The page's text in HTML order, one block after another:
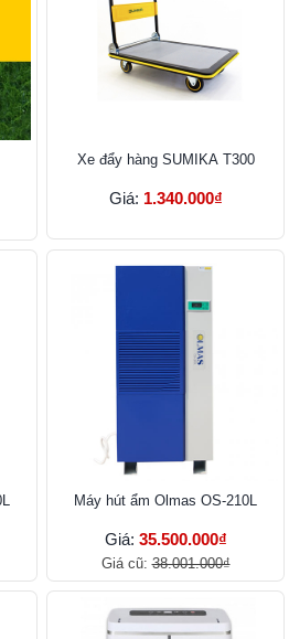
Xe đẩy hàng SUMIKA T300
Giá: 1.340.000₫
Máy hút ẩm Olmas OS-210L
Giá: 35.500.000₫
Giá cũ:38.001.000₫